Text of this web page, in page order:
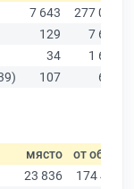
7 643
277 019
129
7 664
34
1 604
107 639
място от общо
23 836
174 403